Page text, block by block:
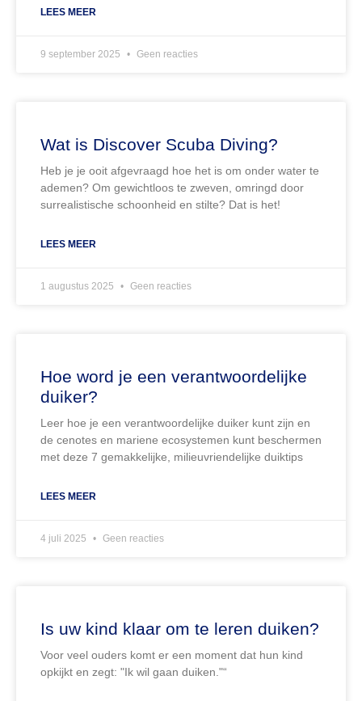
LEES MEER
9 september 2025 Geen reacties
Wat is Discover Scuba Diving?
Heb je je ooit afgevraagd hoe het is om onder water te
ademen? Om gewichtloos te zweven, omringd door
surrealistische schoonheid en stilte? Dat is het!
LEES MEER
1 augustus 2025 Geen reacties
Hoe word je een verantwoordelijke
duiker?
Leer hoe je een verantwoordelijke duiker kunt zijn en
de cenotes en mariene ecosystemen kunt beschermen
met deze 7 gemakkelijke, milieuvriendelijke duiktips
LEES MEER
4 juli 2025 Geen reacties
Is uw kind klaar om te leren duiken?
Voor veel ouders komt er een moment dat hun kind
opkijkt en zegt: "Ik wil gaan duiken."“